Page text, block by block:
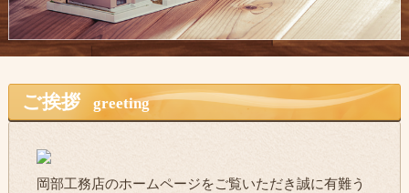
ご挨拶 greeting
岡部工務店のホームページをご覧いただき誠に有難う